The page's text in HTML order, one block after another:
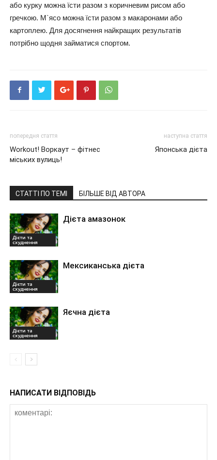
або курку можна їсти разом з коричневим рисом або
гречкою. М`ясо можна їсти разом з макаронами або
картоплею. Для досягнення найкращих результатів
потрібно щодня займатися спортом.
попередня стаття
Workout! Воркаут – фітнес
міських вулиць!
наступна стаття
Японська дієта
СТАТТІ ПО ТЕМІ БІЛЬШЕ ВІД АВТОРА
Дієти та
схуднення
Дієта амазонок
Дієти та
схуднення
Мексиканська дієта
Дієти та
схуднення
Яєчна дієта
НАПИСАТИ ВІДПОВІДЬ